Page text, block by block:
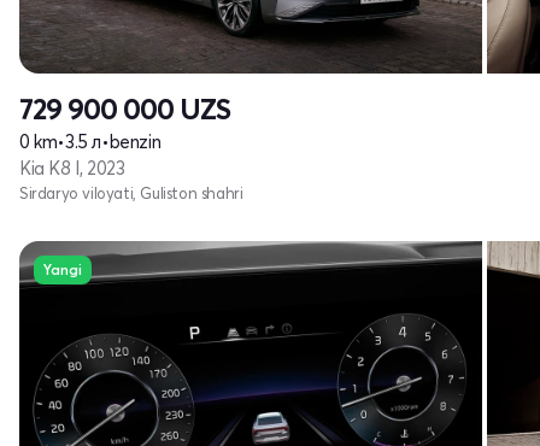
729 900 000 UZS
0 km•3.5 л•benzin
Kia K8 I, 2023
Sirdaryo viloyati, Guliston shahri
Yangi